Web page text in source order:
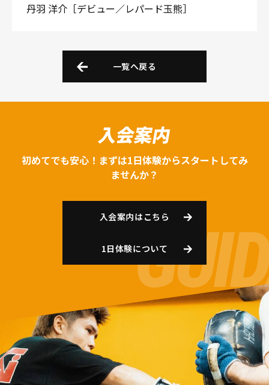
丹羽 洋介［デビュー／レパード玉熊］
一覧へ戻る
入会案内
初めてでも安心！まずは1日体験からスタートしてみ
ませんか？
入会案内はこちら
1日体験について